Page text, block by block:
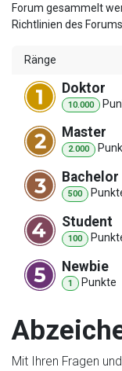
Forum gesammelt
Richtlinien des Forums.
Ränge
Doktor
10.000
Master
2.000
Bachelor
500 Punkt
Student
100 Punkt
Newbie
1 Punkte
Mit Ihren Fragen